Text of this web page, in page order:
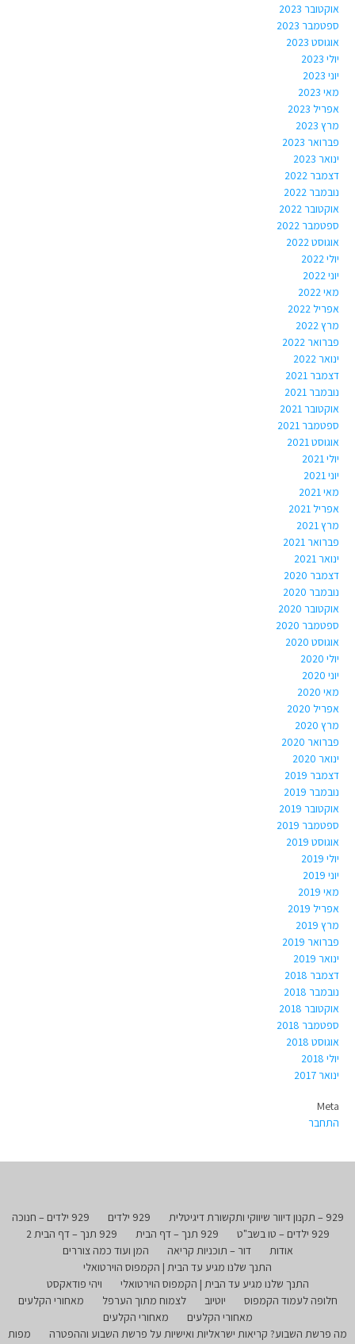
אוקטובר 2023
ספטמבר 2023
אוגוסט 2023
יולי 2023
יוני 2023
מאי 2023
אפריל 2023
מרץ 2023
פברואר 2023
ינואר 2023
דצמבר 2022
נובמבר 2022
אוקטובר 2022
ספטמבר 2022
אוגוסט 2022
יולי 2022
יוני 2022
מאי 2022
אפריל 2022
מרץ 2022
פברואר 2022
ינואר 2022
דצמבר 2021
נובמבר 2021
אוקטובר 2021
ספטמבר 2021
אוגוסט 2021
יולי 2021
יוני 2021
מאי 2021
אפריל 2021
מרץ 2021
פברואר 2021
ינואר 2021
דצמבר 2020
נובמבר 2020
אוקטובר 2020
ספטמבר 2020
אוגוסט 2020
יולי 2020
יוני 2020
מאי 2020
אפריל 2020
מרץ 2020
פברואר 2020
ינואר 2020
דצמבר 2019
נובמבר 2019
אוקטובר 2019
ספטמבר 2019
אוגוסט 2019
יולי 2019
יוני 2019
מאי 2019
אפריל 2019
מרץ 2019
פברואר 2019
ינואר 2019
דצמבר 2018
נובמבר 2018
אוקטובר 2018
ספטמבר 2018
אוגוסט 2018
יולי 2018
ינואר 2017
Meta
התחבר
929 – תקנון דיוור שיווקי ותקשורת דיגיטלית 929 ילדים
929 ילדים – חנוכה
929 ילדים – טו בשב"ט
929 תנך – דף הבית
929 תנך – דף הבית 2
אודות
דור – תוכניות קריאה
המן ועוד כמה צוררים
התנך שלנו מגיע עד הבית | הקמפוס הוירטואלי
התנך שלנו מגיע עד הבית | הקמפוס הוירטואלי
ויהי פודאקסט
חלופה לעמוד הקמפוס
יוטיוב לצמוח מתוך הערפל
מאחורי הקלעים
מאחורי הקלעים
מאחורי הקלעים
מה פרשת השבוע? קריאות ישראליות ואישיות על פרשת השבוע וההפטרה
מפות